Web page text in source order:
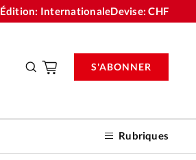
Édition: InternationaleDevise:CHF
Rubriques
S'ABONNER